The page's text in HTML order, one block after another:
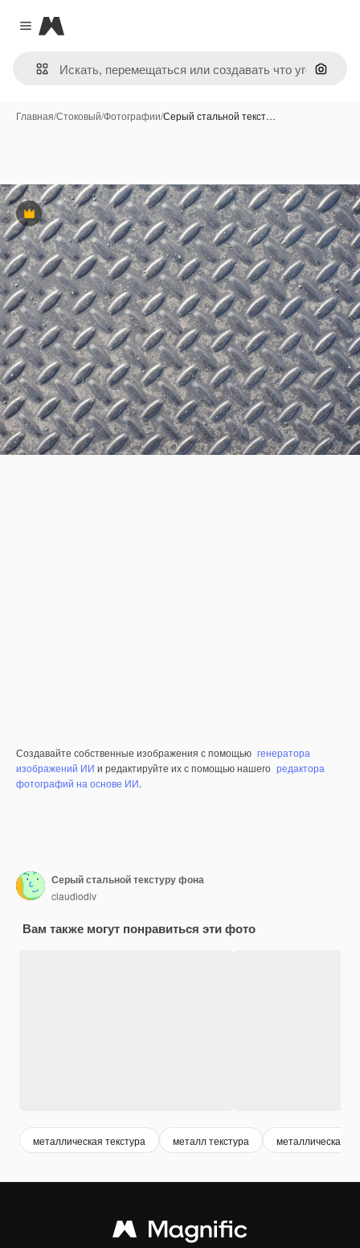
Close menu
Magnific
Поиск
Главная/Стоковый/Фотографии/Серый стальной текст…
Премиум
Создавайте собственные изображения с помощью генератора
изображений ИИ и редактируйте их с помощью нашего редактора
фотографий на основе ИИ.
Серый стальной текстуру фона
claudiodiv
Вам также могут понравиться эти фото
металлическая текстура металл текстура металлическая